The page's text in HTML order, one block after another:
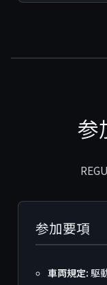
参
参加要項
車両規定: 駆